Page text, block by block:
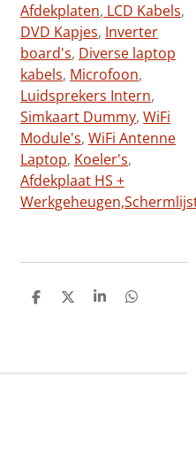
Afdekplaten, LCD Kabels,
DVD Kapjes, Inverter
board's, Diverse laptop
kabels, Microfoon,
Luidsprekers Intern,
Simkaart Dummy, WiFi
Module's, WiFi Antenne
Laptop, Koeler's,
Afdekplaat HS +
Werkgeheugen,
D
D
S
D